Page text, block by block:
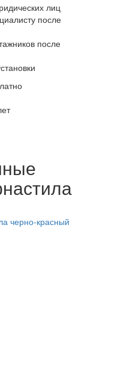
лиц
после
после
черно-красный